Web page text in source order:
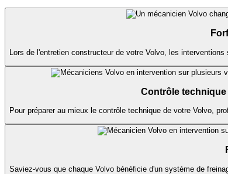
Lors de l'entretien constructeur de votre Volvo, les
Contrôle technique
Pour préparer au mieux le contrôle technique de votre Volvo,
Saviez-vous que chaque Volvo bénéficie d'un système de